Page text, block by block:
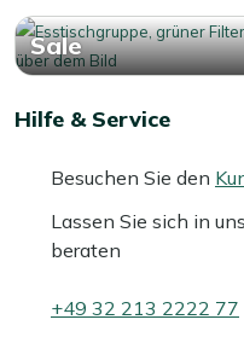
Sale
Hilfe & Service
Besuchen Sie den
Lassen Sie sich in
beraten
+49 32 213 2222 77